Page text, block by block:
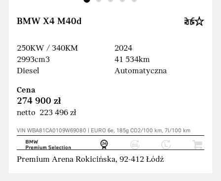
BMW X4 M40d
250KW / 340KM
2993cm3
Diesel
2024
41 534km
Automatyczna
Cena
274 900 zł
netto 223 496 zł
VIN WBA81CA0109W69080 | EURO 6e, 185g CO2/100 km, 7l/100 km
Premium Arena Rokicińska, 92-412 Łódź